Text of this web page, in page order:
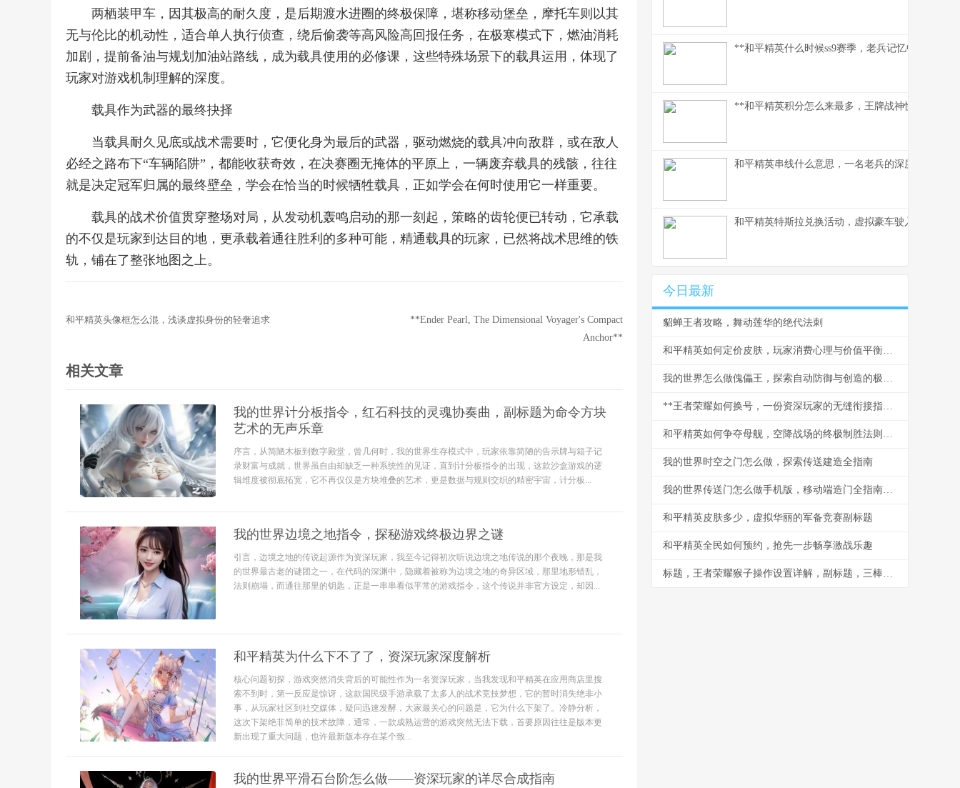
两栖装甲车，因其极高的耐久度，是后期渡水进圈的终极保障，堪称移动堡垒，摩托车则以其
无与伦比的机动性，适合单人执行侦查，绕后偷袭等高风险高回报任务，在极寒模式下，燃油消耗
加剧，提前备油与规划加油站路线，成为载具使用的必修课，这些特殊场景下的载具运用，体现了
玩家对游戏机制理解的深度。
载具作为武器的最终抉择
当载具耐久见底或战术需要时，它便化身为最后的武器，驱动燃烧的载具冲向敌群，或在敌人
必经之路布下“车辆陷阱”，都能收获奇效，在决赛圈无掩体的平原上，一辆废弃载具的残骸，往往
就是决定冠军归属的最终壁垒，学会在恰当的时候牺牲载具，正如学会在何时使用它一样重要。
载具的战术价值贯穿整场对局，从发动机轰鸣启动的那一刻起，策略的齿轮便已转动，它承载
的不仅是玩家到达目的地，更承载着通往胜利的多种可能，精通载具的玩家，已然将战术思维的铁
轨，铺在了整张地图之上。
和平精英头像框怎么混，浅谈虚拟身份的轻奢追求
**Ender Pearl, The Dimensional Voyager's Compact
Anchor**
相关文章
我的世界计分板指令，红石科技的灵魂协奏曲，副标题为命令方块
艺术的无声乐章
序言，从简陋木板到数字殿堂，曾几何时，我的世界生存模式中，玩家依靠简陋的告示牌与箱子记
录财富与成就，世界虽自由却缺乏一种系统性的见证，直到计分板指令的出现，这款沙盒游戏的逻
辑维度被彻底拓宽，它不再仅仅是方块堆叠的艺术，更是数据与规则交织的精密宇宙，计分板...
我的世界边境之地指令，探秘游戏终极边界之谜
引言，边境之地的传说起源作为资深玩家，我至今记得初次听说边境之地传说的那个夜晚，那是我
的世界最古老的谜团之一，在代码的深渊中，隐藏着被称为边境之地的奇异区域，那里地形错乱，
法则崩塌，而通往那里的钥匙，正是一串串看似平常的游戏指令，这个传说并非官方设定，却因...
和平精英为什么下不了了，资深玩家深度解析
核心问题初探，游戏突然消失背后的可能性作为一名资深玩家，当我发现和平精英在应用商店里搜
索不到时，第一反应是惊讶，这款国民级手游承载了太多人的战术竞技梦想，它的暂时消失绝非小
事，从玩家社区到社交媒体，疑问迅速发酵，大家最关心的问题是，它为什么下架了。冷静分析，
这次下架绝非简单的技术故障，通常，一款成熟运营的游戏突然无法下载，首要原因往往是版本更
新出现了重大问题，也许最新版本存在某个致...
我的世界平滑石台阶怎么做——资深玩家的详尽合成指南
**和平精英什么时候ss9赛季，老兵记忆中的战术
**和平精英积分怎么来最多，王牌战神快速上分秘
和平精英串线什么意思，一名老兵的深度解析
和平精英特斯拉兑换活动，虚拟豪车驶入战场的新
今日最新
貂蝉王者攻略，舞动莲华的绝代法刺
和平精英如何定价皮肤，玩家消费心理与价值平衡之道，副标题，虚拟战场的价值哲学
我的世界怎么做傀儡王，探索自动防御与创造的极限，副标题，铁傀儡与雪傀儡的进阶掌控指南
**王者荣耀如何换号，一份资深玩家的无缝衔接指南，副标题，安全跨越账号的详尽策略**
和平精英如何争夺母舰，空降战场的终极制胜法则，副标题：母舰控制权争夺深度战术解析
我的世界时空之门怎么做，探索传送建造全指南
我的世界传送门怎么做手机版，移动端造门全指南，副标题，指尖构筑维度通道的奥秘
和平精英皮肤多少，虚拟华丽的军备竞赛副标题
和平精英全民如何预约，抢先一步畅享激战乐趣
标题，王者荣耀猴子操作设置详解，副标题，三棒定乾坤的精准操控秘诀